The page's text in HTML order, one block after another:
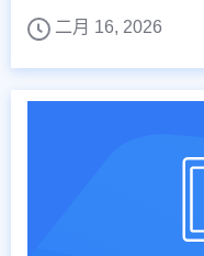
二月 16, 2026